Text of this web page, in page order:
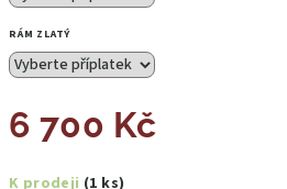
RÁM ZLATÝ
6 700 Kč
K prodeji (1 ks)